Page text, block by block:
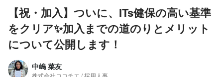
【祝・加入】ついに、ITs健保の高い基準
をクリア✨加入までの道のりとメリット
について公開します！
中嶋 菜友
株式会社ココチエ / 採用人事